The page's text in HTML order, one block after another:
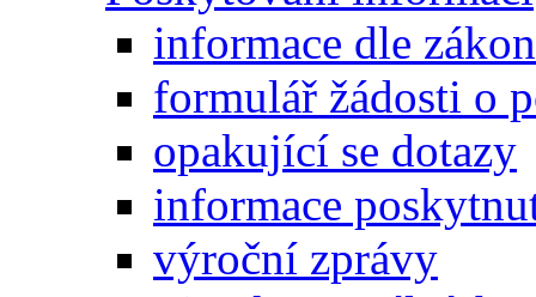
informace dle
formulář žádosti o
opakující se dotazy
informace
výroční zprávy